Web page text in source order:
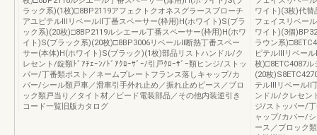
ラック系)(1枚)□8BP2119アフェクトクオネスグラースブローチ
アユピテルⅢリベールⅡ丁番スペーサー(枠用)H(ホワイト)S(ブラ
ック系)(20枚)□8BP2119ルシエール丁番スペーサー(枠用)H(ホワ
イト)S(ブラック系)(20枚)□8BP3006リベールⅡ断熱丁番スペー
サー(本体)H(ホワイト)S(ブラック)(1枚)部品リストハンドル/ク
レセント/錠類ﾄﾞｱﾁｪｰﾝ/ﾄﾞｱｸﾛｰｻﾞｰ/引戸ｸﾛｰｻﾞｰ類ヒンジ/ストッ
パー/丁番類ポスト／ネームプレートフランス落しキャップ/カ
バー/シール類戸車／滑車引手外れ止め／振れ止めピース／ブロ
ック類戸当り／タイト材／ビード電装部品／その他内装逆引き
コード一覧旧版カタログ
ワイト)(3枚)代
フェイスリベー
ワイト)(3個
ラウン系
ピテルⅢリベー
枚)□8ETC4087
(20枚
テルⅢリベールⅡ
ンドル/クレセン
ジ/ストッパー/
ャップ/カバー/
ース／ブロック